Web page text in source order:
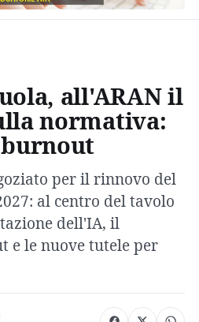
all'ARAN il
normativa:
per il rinnovo del
al centro del tavolo
dell'IA, il
e le nuove tutele per